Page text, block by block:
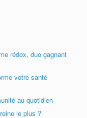
rédox, duo gagnant
votre santé
au quotidien
le plus ?